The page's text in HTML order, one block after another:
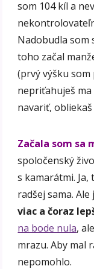
som 104 kíl a
Nadobudla som
toho začal
(prvý výšku
nepriťahuješ ma
navariť, obliekaš
Začala som sa
spoločenský
s kamarátmi.
radšej sama.
viac a čoraz
na bode nula,
mrazu. Aby mal
nepomohlo.